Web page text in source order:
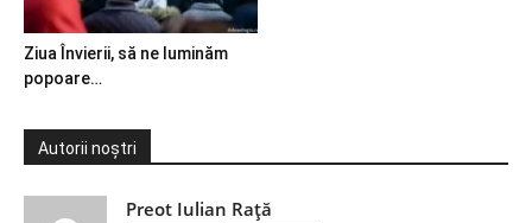
Ziua Învierii, să ne luminăm
popoare…
Autorii noștri
Preot Iulian Raţă